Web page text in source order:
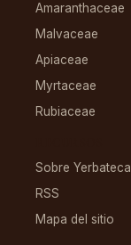
Amaranthaceae
Malvaceae
Apiaceae
Myrtaceae
Rubiaceae
Sobre Yerbateca
RSS
Mapa del sitio